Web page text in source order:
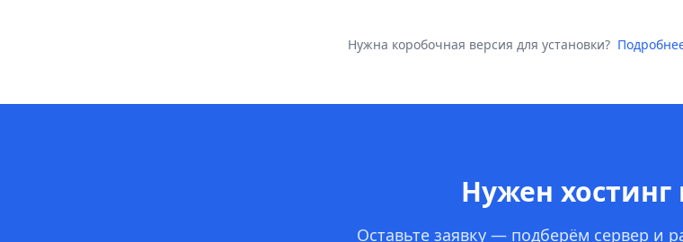
Нужна коробочная версия для установки?
Нужен хостинг
Оставьте заявку — подберём сервер и